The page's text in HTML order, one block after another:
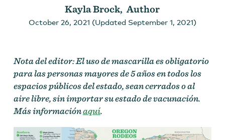
Kayla Brock, Author
October 26, 2021 (Updated September 1, 2021)
Nota del editor: El uso de mascarilla es obligatorio
para las personas mayores de 5 años en todos los
espacios públicos del estado, sean cerrados o al
aire libre, sin importar su estado de vacunación.
Más informaciónaquí.